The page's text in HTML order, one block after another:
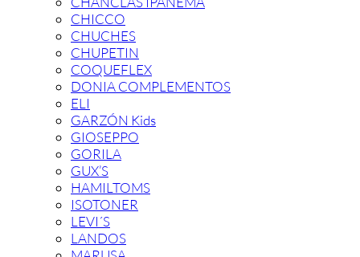
CHICCO
CHUCHES
CHUPETIN
COQUEFLEX
DONIA COMPLEMENTOS
ELI
GARZÓN Kids
GIOSEPPO
GORILA
GUX’S
HAMILTOMS
ISOTONER
LEVI´S
LANDOS